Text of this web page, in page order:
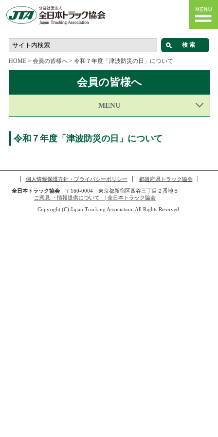
HOME> 会員の皆様へ> 令和７年度「津波防災の日」について
会員の皆様へ
MENU
令和７年度「津波防災の日」について
個人情報保護方針・プライバシーポリシー
都道府県トラック協会
全日本トラック協会〒160-0004 東京都新宿区四谷三丁目２番地５
ご意見 ・情報提供について | 全日本トラック協会
Copyright (C) Japan Trucking Association, All Rights Reserved.